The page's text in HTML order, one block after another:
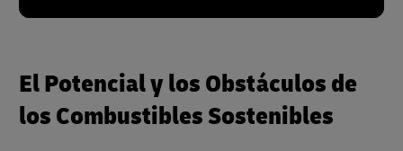
El Potencial y los Obstáculos de
los Combustibles Sostenibles